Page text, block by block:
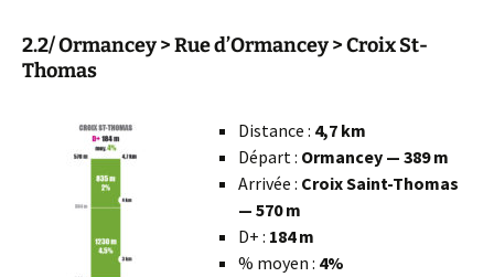
2.2/ Ormancey > Rue d’Ormancey > Croix St-
Thomas
Distance : 4,7 km
Départ : Ormancey — 389 m
Arrivée : Croix Saint-Thomas
— 570 m
D+ : 184 m
% moyen : 4%